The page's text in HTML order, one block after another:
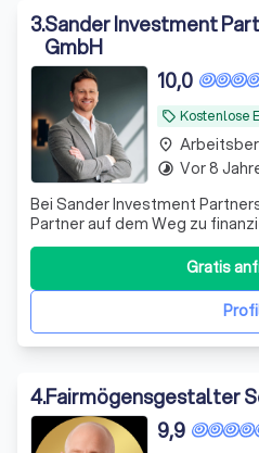
3.Sander Investment
GmbH
local_offer Kostenlose
10,0
Bei Sander Investment
Partner auf dem Weg zu
Sicherheit. Mit über einem
Investmentbereich und einem
Experten bieten wir
die perfekt auf Ihre individuellen
Gratis
place
timelapse Vor 8
4.Fairmögensgestalter
9,9